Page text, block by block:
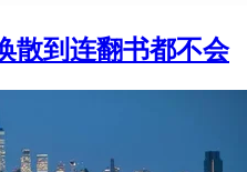
散到连翻书都不会